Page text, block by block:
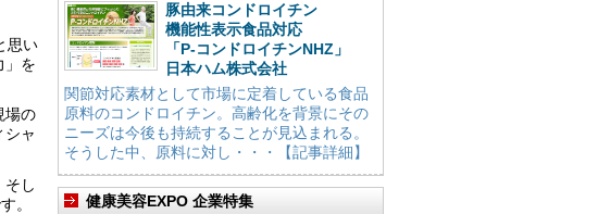
思い
」を
場の
シャ
そし
。
豚由来コンドロイチン
機能性表示食品対応
「P-コンドロイチンNHZ」
日本ハム株式会社
関節対応素材として市場に定着している食品
原料のコンドロイチン。高齢化を背景にその
ニーズは今後も持続することが見込まれる。
そうした中、原料に対し・・・【記事詳細】
健康美容EXPO 企業特集